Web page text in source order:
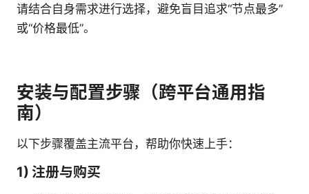
请结合自身需求进行选择，避免盲目追求“节点最多”
或“价格最低”。
安装与配置步骤（跨平台通用指
南）
以下步骤覆盖主流平台，帮助你快速上手：
1) 注册与购买